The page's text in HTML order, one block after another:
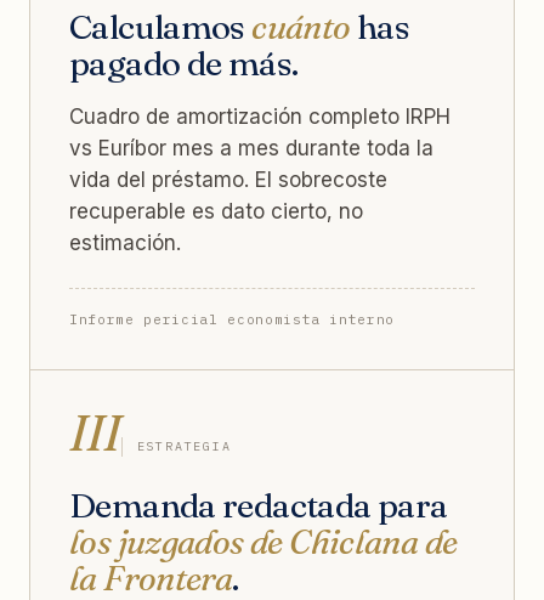
Calculamos cuánto has
pagado de más.
Cuadro de amortización completo IRPH
vs Euríbor mes a mes durante toda la
vida del préstamo. El sobrecoste
recuperable es dato cierto, no
estimación.
Informe pericial economista interno
III ESTRATEGIA
Demanda redactada para
los juzgados de Chiclana de
la Frontera.